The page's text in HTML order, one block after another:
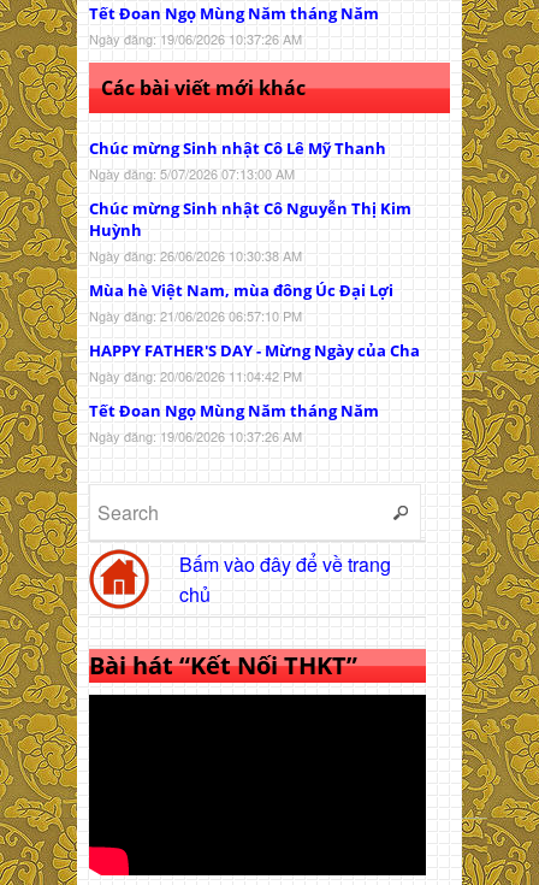
Tết Đoan Ngọ Mùng Năm tháng Năm
Ngày đăng: 19/06/2026 10:37:26 AM
Các bài viết mới khác
Chúc mừng Sinh nhật Cô Lê Mỹ Thanh
Ngày đăng: 5/07/2026 07:13:00 AM
Chúc mừng Sinh nhật Cô Nguyễn Thị Kim
Huỳnh
Ngày đăng: 26/06/2026 10:30:38 AM
Mùa hè Việt Nam, mùa đông Úc Đại Lợi
Ngày đăng: 21/06/2026 06:57:10 PM
HAPPY FATHER'S DAY - Mừng Ngày của Cha
Ngày đăng: 20/06/2026 11:04:42 PM
Tết Đoan Ngọ Mùng Năm tháng Năm
Ngày đăng: 19/06/2026 10:37:26 AM
Bấm vào đây để về trang
chủ
Bài hát “Kết Nối THKT”